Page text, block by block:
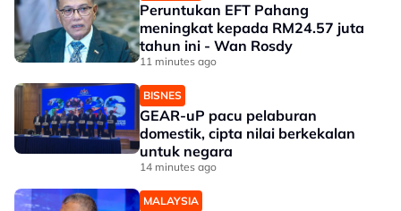
Peruntukan EFT Pahang
meningkat kepada RM24.57 juta
tahun ini - Wan Rosdy
11 minutes ago
BISNES
GEAR-uP pacu pelaburan
domestik, cipta nilai berkekalan
untuk negara
14 minutes ago
MALAYSIA